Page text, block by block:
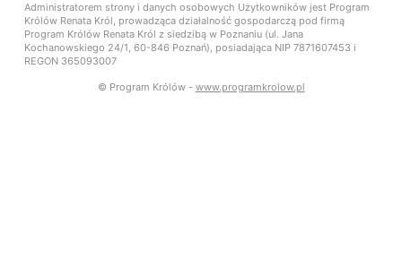
Administratorem strony i danych osobowych Użytkowników jest Program
Królów Renata Król, prowadząca działalność gospodarczą pod firmą
Program Królów Renata Król z siedzibą w Poznaniu (ul. Jana
Kochanowskiego 24/1, 60-846 Poznań), posiadająca NIP 7871607453 i
REGON 365093007
© Program Królów - www.programkrolow.pl